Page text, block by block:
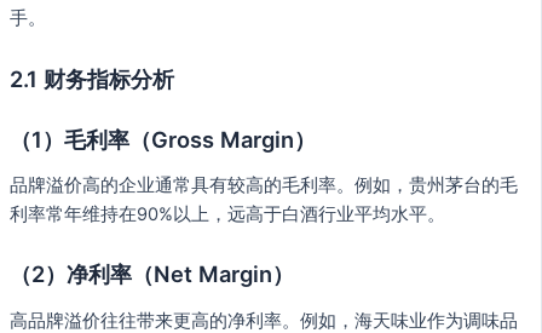
手。
2.1 财务指标分析
（1）毛利率（Gross Margin）
品牌溢价高的企业通常具有较高的毛利率。例如，贵州茅台的毛
利率常年维持在90%以上，远高于白酒行业平均水平。
（2）净利率（Net Margin）
高品牌溢价往往带来更高的净利率。例如，海天味业作为调味品